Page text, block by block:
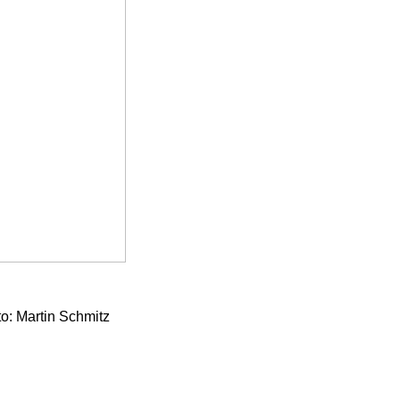
Martin Schmitz